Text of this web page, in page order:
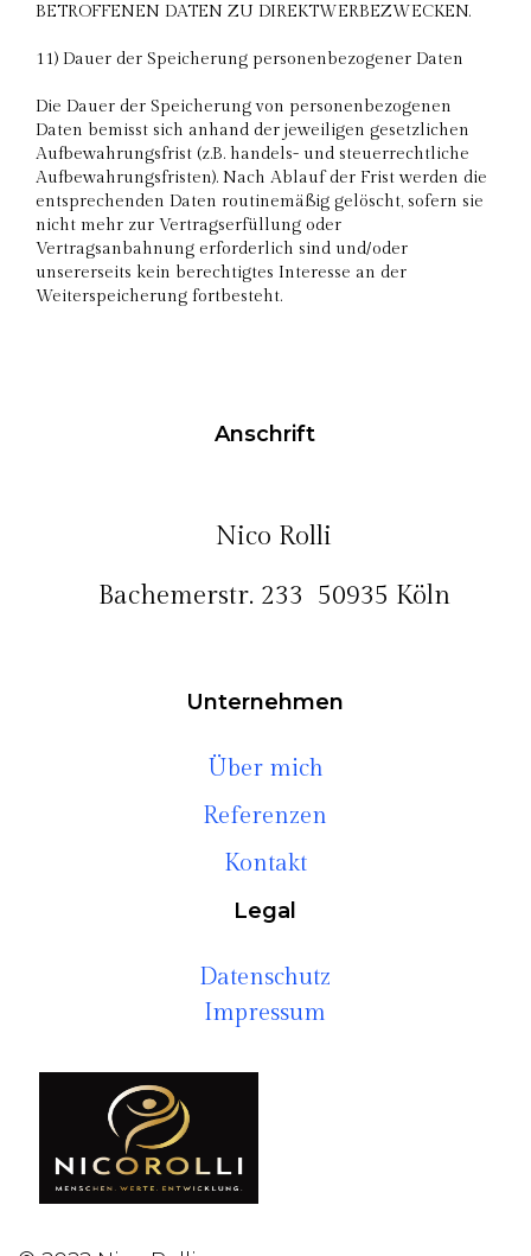
BETROFFENEN DATEN ZU DIREKTWERBEZWECKEN.
11) Dauer der Speicherung personenbezogener Daten
Die Dauer der Speicherung von personenbezogenen
Daten bemisst sich anhand der jeweiligen gesetzlichen
Aufbewahrungsfrist (z.B. handels- und steuerrechtliche
Aufbewahrungsfristen). Nach Ablauf der Frist werden die
entsprechenden Daten routinemäßig gelöscht, sofern sie
nicht mehr zur Vertragserfüllung oder
Vertragsanbahnung erforderlich sind und/oder
unsererseits kein berechtigtes Interesse an der
Weiterspeicherung fortbesteht.
Anschrift
Nico Rolli
Bachemerstr. 233 50935 Köln
Unternehmen
Über mich
Referenzen
Kontakt
Legal
Datenschutz
Impressum